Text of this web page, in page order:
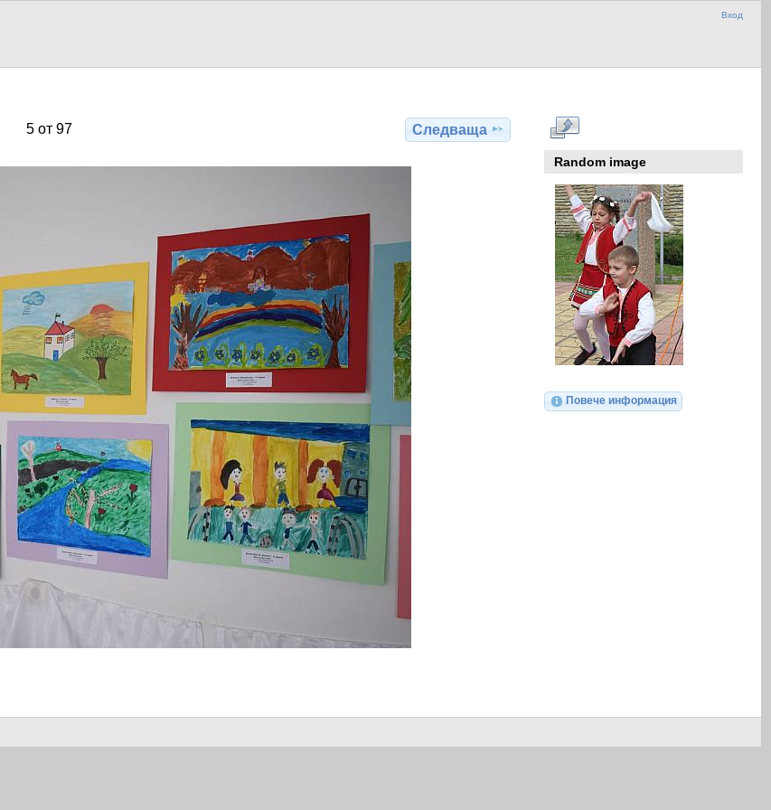
Вход
5 от 97 Следваща
Random image
Повече информация